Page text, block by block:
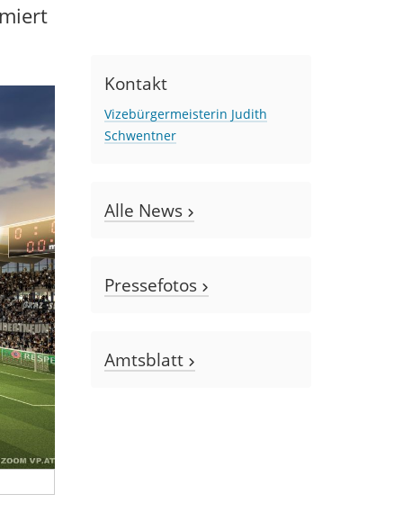
Kontakt
Vizebürgermeisterin Judith
Schwentner
Alle News
Pressefotos
Amtsblatt